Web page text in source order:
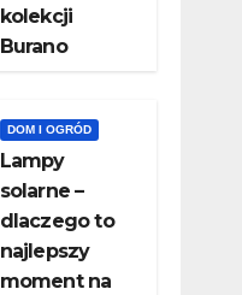
kolekcji
Burano
DOM I OGRÓD
Lampy
solarne –
dlaczego to
najlepszy
moment na